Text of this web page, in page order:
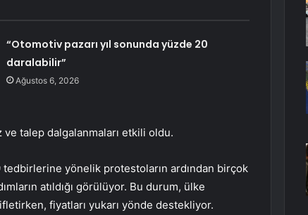
“Otomotiv pazarı yıl sonunda yüzde 20
daralabilir”
Ağustos 6, 2026
talep dalgalanmaları etkili oldu.
tedbirlerine yönelik protestoların ardından birçok
atıldığı görülüyor. Bu durum, ülke
fiyatları yukarı yönde destekliyor.